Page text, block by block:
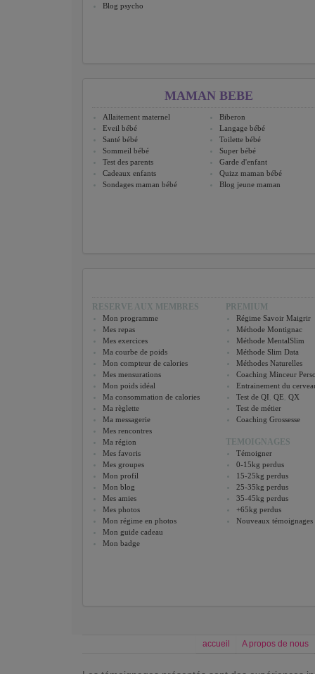
Blog psycho
MAMAN BEBE
Allaitement maternel
Biberon
Eveil bébé
Langage bébé
Santé bébé
Toilette bébé
Sommeil bébé
Super bébé
Test des parents
Garde d'enfant
Cadeaux enfants
Quizz maman bébé
Sondages maman bébé
Blog jeune maman
RESERVE AUX MEMBRES
Mon programme
Mes repas
Mes exercices
Ma courbe de poids
Mon compteur de calories
Mes mensurations
Mon poids idéal
Ma consommation de calories
Ma règlette
Ma messagerie
Mes rencontres
Ma région
Mes favoris
Mes groupes
Mon profil
Mon blog
Mes amies
Mes photos
Mon régime en photos
Mon guide cadeau
Mon badge
PREMIUM
Régime Savoir Maigrir
Méthode Montignac
Méthode MentalSlim
Méthode Slim Data
Méthodes Naturelles
Coaching Minceur
Entrainement du
Test de QI ,QE ,QX
Test de métier
Coaching Grossesse
TEMOIGNAGES
Témoigner
0-15kg perdus
15-25kg perdus
25-35kg perdus
35-45kg perdus
+65kg perdus
Nouveaux témoignages
accueil A propos de nous